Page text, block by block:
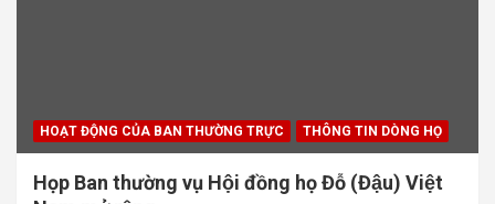
HOẠT ĐỘNG CỦA BAN THƯỜNG TRỰC THÔNG TIN DÒNG HỌ
Họp Ban thường vụ Hội đồng họ Đỗ (Đậu) Việt